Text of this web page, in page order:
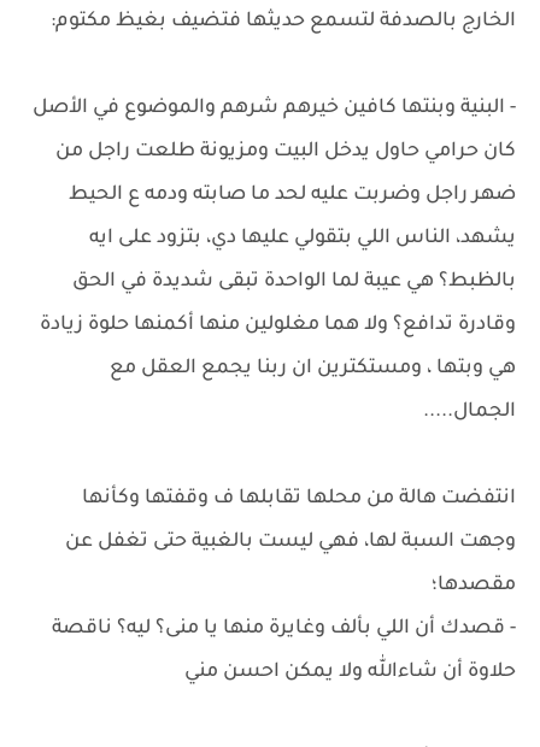
الخارج بالصدفة لتسمع حديثها فتضيف بغيظ مكتوم:
- البنية وبنتها كافين خيرهم شرهم والموضوع في الأصل
كان حرامي حاول يدخل البيت ومزيونة طلعت راجل من
ضهر راجل وضربت عليه لحد ما صابته ودمه ع الحيط
يشهد، الناس اللي بتقولي عليها دي، بتزود على ايه
بالظبط؟ هي عيبة لما الواحدة تبقى شديدة في الحق
وقادرة تدافع؟ ولا هما مغلولين منها أكمنها حلوة زيادة
هي وبتها ، ومستكترين ان ربنا يجمع العقل مع
الجمال.....
انتفضت هالة من محلها تقابلها ف وقفتها وكأنها
وجهت السبة لها، فهي ليست بالغبية حتى تغفل عن
مقصدها؛
- قصدك أن اللي بألف وغايرة منها يا منى؟ ليه؟ ناقصة
حلاوة أن شاءالله ولا يمكن احسن مني